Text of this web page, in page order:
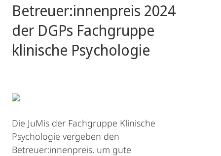
Betreuer:innenpreis 2024
der DGPs Fachgruppe
klinische Psychologie
Die JuMis der Fachgruppe Klinische
Psychologie vergeben den
Betreuer:innenpreis, um gute